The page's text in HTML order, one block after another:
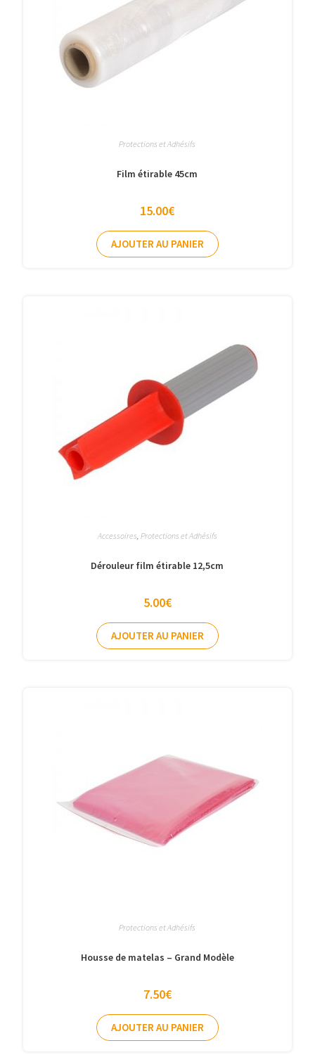
Protections et Adhésifs
Film étirable 45cm
15.00€
AJOUTER AU PANIER
Accessoires Protections et Adhésifs
Dérouleur film étirable 12,5cm
5.00€
AJOUTER AU PANIER
Protections et Adhésifs
Housse de matelas – Grand Modèle
7.50€
AJOUTER AU PANIER